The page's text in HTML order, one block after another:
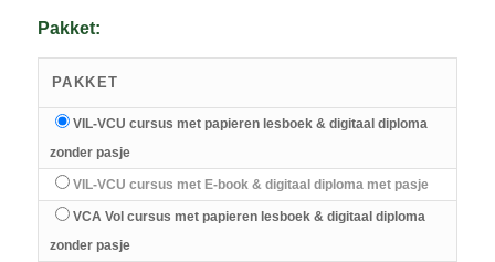
Pakket:
PAKKET
VIL-VCU cursus met papieren lesboek & digitaal diploma
zonder pasje
VIL-VCU cursus met E-book & digitaal diploma met pasje
VCA Vol cursus met papieren lesboek & digitaal diploma
zonder pasje